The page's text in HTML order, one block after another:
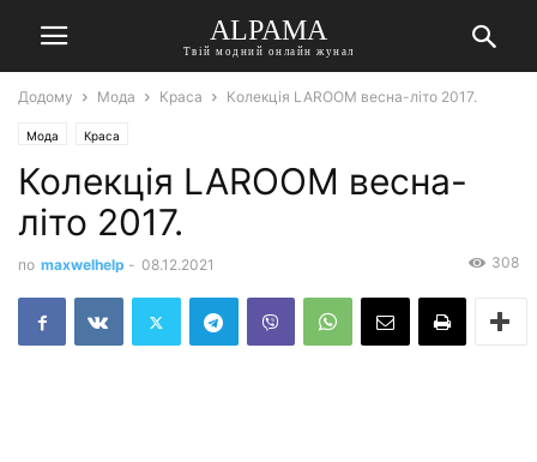
ALPAMA
Твій модний онлайн жунал
Додому Мода Краса Колекція LAROOM весна-літо 2017.
Мода Краса
Колекція LAROOM весна-
літо 2017.
по maxwelhelp - 08.12.2021 308